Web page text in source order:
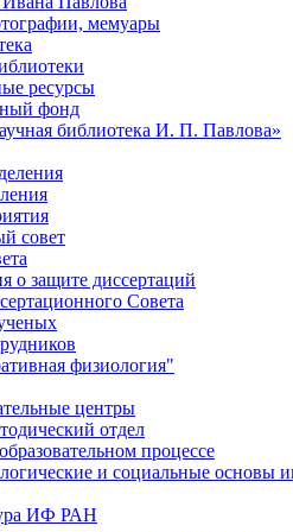
мемуары
ресурсы
фонд
библиотека И. П. Павлова»
совет
о защите диссертаций
Совета
физиология"
центры
отдел
процессе
и социальные основы
ИФ РАН